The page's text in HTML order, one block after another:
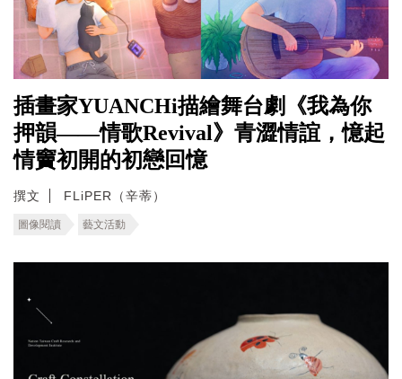
插畫家YUANCHi描繪舞台劇《我為你
押韻——情歌Revival》青澀情誼，憶起
情竇初開的初戀回憶
撰文 FLiPER（辛蒂）
圖像閱讀 藝文活動